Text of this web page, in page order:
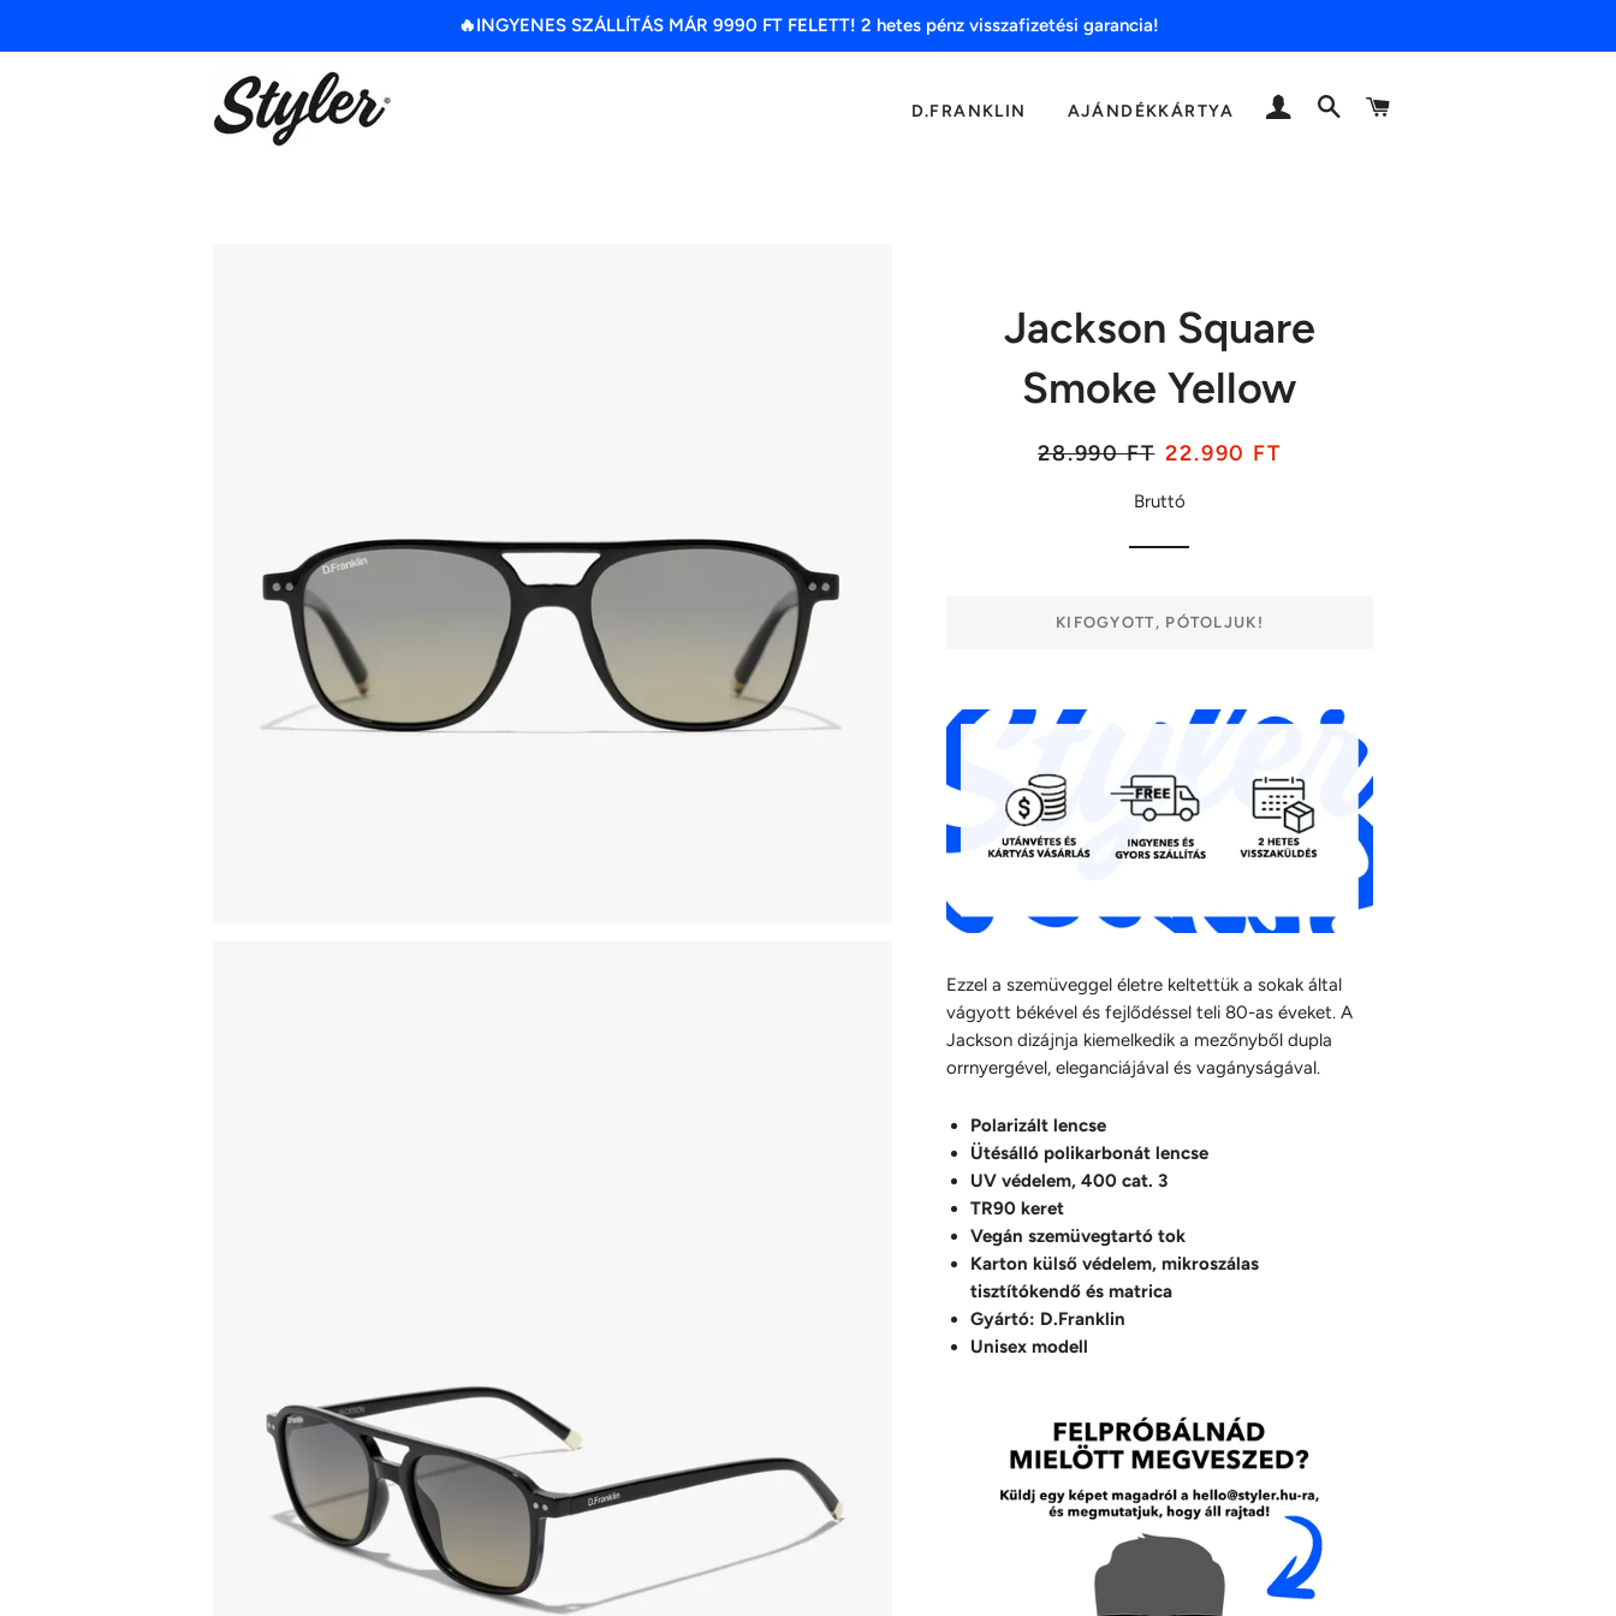
🔥INGYENES SZÁLLÍTÁS MÁR 9990 FT FELETT! 2 hetes pénz visszafizetési garancia!
D.FRANKLIN AJÁNDÉKKÁRTYA BELÉPÉSKERESÉS
Jackson Square
Smoke Yellow
Listaár
28.990 FT Akciós
22.990 FT
Bruttó
KIFOGYOTT, PÓTOLJUK!
Ezzel a szemüveggel életre keltettük a sokak által
vágyott békével és fejlődéssel teli 80-as éveket. A
Jackson dizájnja kiemelkedik a mezőnyből dupla
orrnyergével, eleganciájával és vagányságával.
Polarizált lencse
Ütésálló polikarbonát lencse
UV védelem, 400 cat. 3
TR90 keret
Vegán szemüvegtartó tok
Karton külső védelem, mikroszálas
tisztítókendő és matrica
Gyártó: D.Franklin
Unisex modell